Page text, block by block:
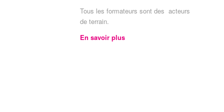
Tous les formateurs sont des acteurs
de terrain.
En savoir plus